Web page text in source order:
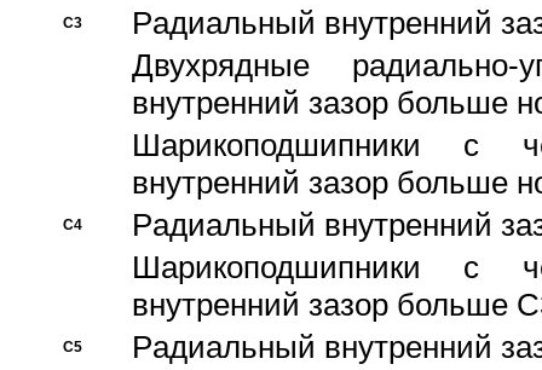
C3
Pадиальный внутренний
Двухрядные радиально-
внутренний зазор больше
Шарикоподшипники с
внутренний зазор больше
C4
Pадиальный внутренний
Шарикоподшипники с
внутренний зазор больше
C5 Pадиальный внутренний